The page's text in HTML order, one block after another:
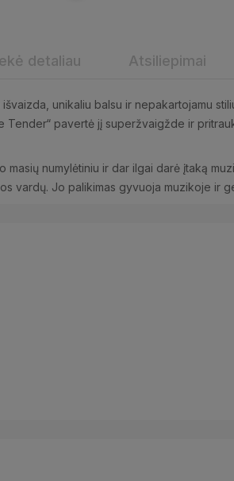
detaliau Atsiliepimai
unikaliu balsu ir nepakartojamu
pavertė jį superžvaigžde ir
numylėtiniu ir dar ilgai darė įtaką
vardų. Jo palikimas gyvuoja muzikoje ir